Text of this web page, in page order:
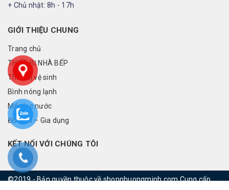
+ Chủ nhật: 8h - 17h
GIỚI THIỆU CHUNG
Trang chủ
THIẾT BỊ NHÀ BẾP
Thiết bị vệ sinh
Bình nóng lạnh
Máy lọc nước
Đồ điện – Gia dụng
KẾT NỐI VỚI CHÚNG TÔI
©2019 - Bản quyền thuộc về shopphuongminh.comCung cấp